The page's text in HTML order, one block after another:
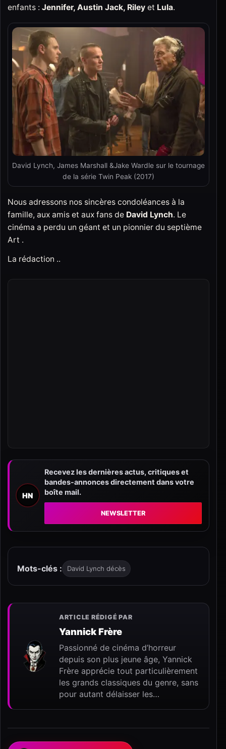
enfants : Jennifer, Austin Jack, Riley et Lula.
David Lynch, James Marshall &Jake Wardle sur le tournage
de la série Twin Peak (2017)
Nous adressons nos sincères condoléances à la
famille, aux amis et aux fans de David Lynch. Le
cinéma a perdu un géant et un pionnier du septième
Art .
La rédaction ..
HN
Recevez les dernières actus, critiques et
bandes-annonces directement dans votre
boîte mail.
NEWSLETTER
Mots-clés : David Lynch décès
ARTICLE RÉDIGÉ PAR
Yannick Frère
Passionné de cinéma d’horreur
depuis son plus jeune âge, Yannick
Frère apprécie tout particulièrement
les grands classiques du genre, sans
pour autant délaisser les…